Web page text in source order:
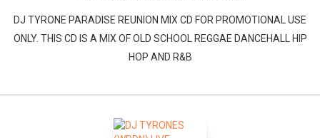
DJ TYRONE PARADISE REUNION MIX CD FOR PROMOTIONAL USE
ONLY. THIS CD IS A MIX OF OLD SCHOOL REGGAE DANCEHALL HIP
HOP AND R&B